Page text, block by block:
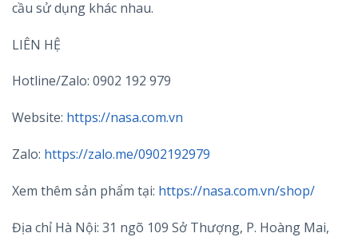
cầu sử dụng khác nhau.
LIÊN HỆ
Hotline/Zalo: 0902 192 979
Website: https://nasa.com.vn
Zalo: https://zalo.me/0902192979
Xem thêm sản phẩm tại: https://nasa.com.vn/shop/
Địa chỉ Hà Nội: 31 ngõ 109 Sở Thượng, P. Hoàng Mai,